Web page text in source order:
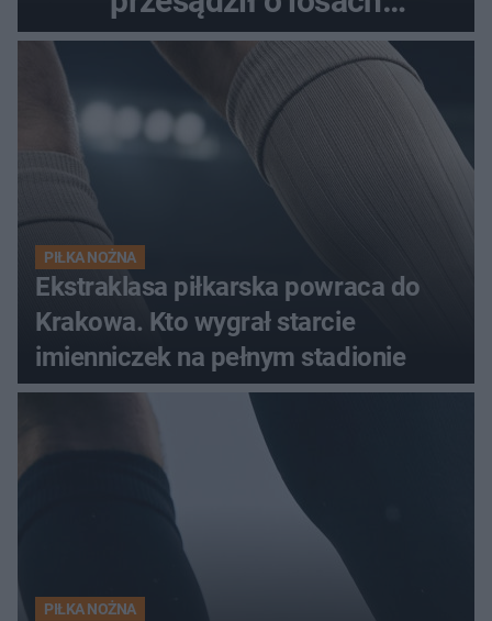
spotkania?
PIŁKA NOŻNA
Ekstraklasa piłkarska powraca do
Krakowa. Kto wygrał starcie
imienniczek na pełnym stadionie
PIŁKA NOŻNA